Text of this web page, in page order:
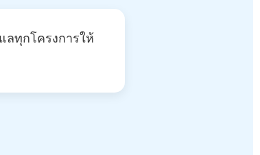
ลทุกโครงการให้